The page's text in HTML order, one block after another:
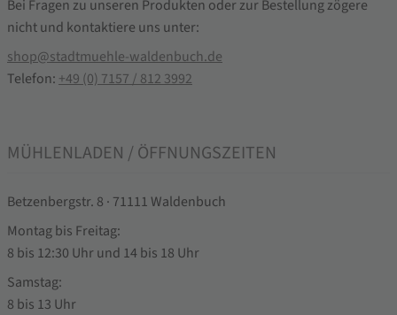
Bei Fragen zu unseren Produkten oder zur Bestellung zögere
nicht und kontaktiere uns unter:
shop@stadtmuehle-waldenbuch.de
Telefon: +49 (0) 7157 / 812 3992
MÜHLENLADEN / ÖFFNUNGSZEITEN
Betzenbergstr. 8 · 71111 Waldenbuch
Montag bis Freitag:
8 bis 12:30 Uhr und 14 bis 18 Uhr
Samstag:
8 bis 13 Uhr